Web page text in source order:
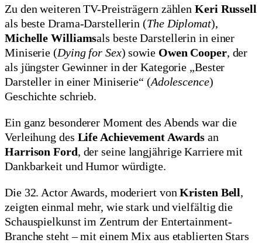
Zu den weiteren TV-Preisträgern zählenKeri Russell
als beste Drama-Darstellerin (The Diplomat),
Michelle Williamsals beste Darstellerin in einer
Miniserie (Dying for Sex) sowie Owen Cooper, der
als jüngster Gewinner in der Kategorie „Bester
Darsteller in einer Miniserie“ (Adolescence)
Geschichte schrieb.
Ein ganz besonderer Moment des Abends war die
Verleihung des Life Achievement Awards an
Harrison Ford, der seine langjährige Karriere mit
Dankbarkeit und Humor würdigte.
Die 32. Actor Awards, moderiert vonKristen Bell,
zeigten einmal mehr, wie stark und vielfältig die
Schauspielkunst im Zentrum der Entertainment-
Branche steht – mit einem Mix aus etablierten Stars